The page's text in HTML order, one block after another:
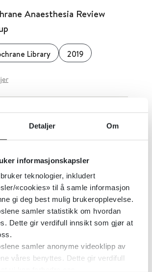
Detaljer Om
informasjonskapsler
teknologier, inkludert
«cookies» til å samle informasjon
gi deg best mulig brukeropplevelse.
samler statistikk om hvordan
Dette gir verdifull innsikt som gjør at
samler anonyme videoklipp av
våres benyttes. Dette gir verdifull
Anaesthesia Review
Library 2019
infeksjon hos gravide
- Composite morningness
Universitetssykehus